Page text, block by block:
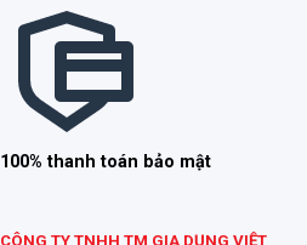
100% thanh toán bảo mật
CÔNG TY TNHH TM GIA DỤNG VIỆT